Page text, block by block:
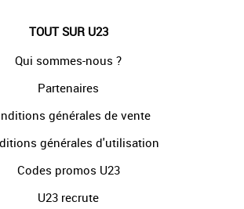
TOUT SUR U23
Qui sommes-nous ?
Partenaires
générales de vente
générales d'utilisation
Codes promos U23
U23 recrute